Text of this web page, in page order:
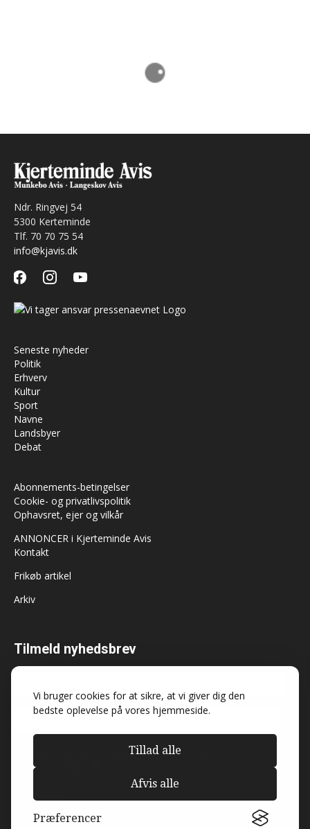
Vi bruger cookies for at sikre, at vi giver dig den
bedste oplevelse på vores hjemmeside.
Tillad alle
Afvis alle
Præferencer
Ndr. Ringvej 54
5300 Kerteminde
Tlf. 70 70 75 54
info@kjavis.dk
facebookinstagramyoutube
Seneste nyheder
Politik
Erhverv
Kultur
Sport
Navne
Landsbyer
Debat
Abonnements-betingelser
Cookie- og privatlivspolitik
Ophavsret, ejer og vilkår
ANNONCER i Kjerteminde Avis
Kontakt
Frikøb artikel
Arkiv
Tilmeld nyhedsbrev
Må Kjerteminde Avis sende dig nyheder og
markedsføring?